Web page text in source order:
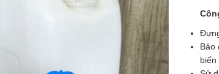
Bảo
biến